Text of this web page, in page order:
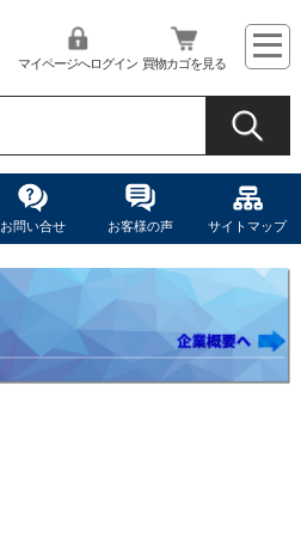
マイページへログイン 買物カゴを見る
お問い合せ お客様の声 サイトマップ